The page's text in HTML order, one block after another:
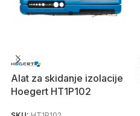
Alat za skidanje izolacije
Hoegert HT1P102